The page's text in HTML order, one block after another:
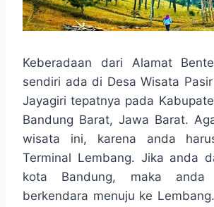
Keberadaan dari Alamat
sendiri ada di Desa Wisata
Jayagiri tepatnya pada
Bandung Barat, Jawa Barat.
wisata ini, karena anda
Terminal Lembang. Jika anda
kota Bandung, maka
berkendara menuju ke